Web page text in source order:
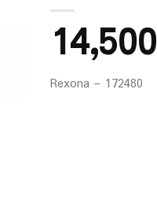
14,500
Rexona – 172480